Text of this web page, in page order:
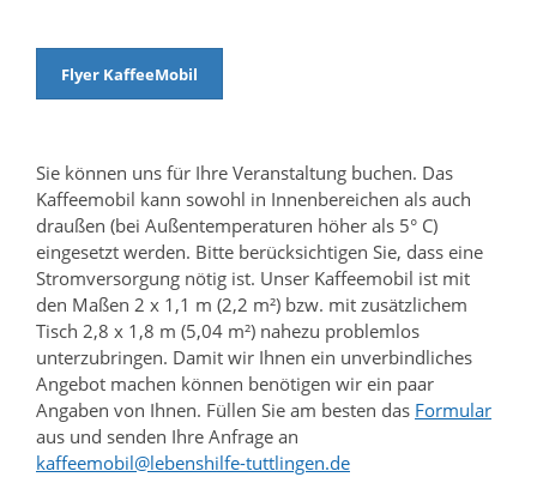
Flyer KaffeeMobil
Sie können uns für Ihre Veranstaltung buchen. Das
Kaffeemobil kann sowohl in Innenbereichen als auch
draußen (bei Außentemperaturen höher als 5° C)
eingesetzt werden. Bitte berücksichtigen Sie, dass eine
Stromversorgung nötig ist. Unser Kaffeemobil ist mit
den Maßen 2 x 1,1 m (2,2 m²) bzw. mit zusätzlichem
Tisch 2,8 x 1,8 m (5,04 m²) nahezu problemlos
unterzubringen. Damit wir Ihnen ein unverbindliches
Angebot machen können benötigen wir ein paar
Angaben von Ihnen. Füllen Sie am besten das Formular
aus und senden Ihre Anfrage an
kaffeemobil@lebenshilfe-tuttlingen.de